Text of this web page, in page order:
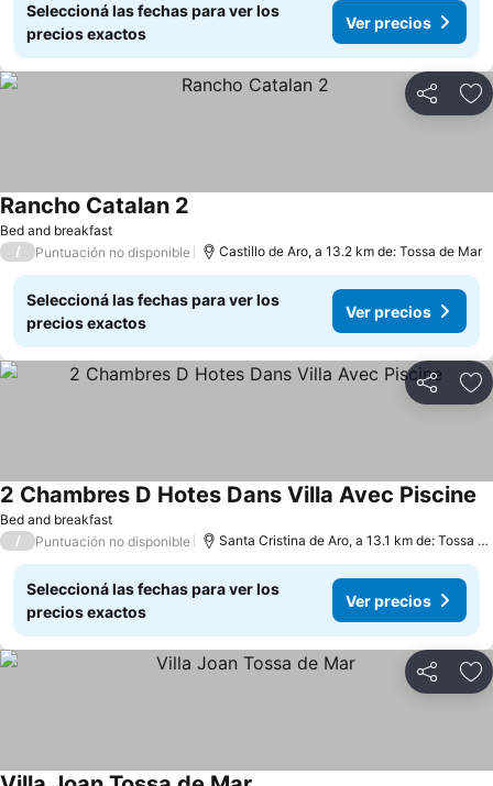
Seleccioná las fechas para ver los
precios exactos
Ver precios
Compartir
Bed and breakfast
Rancho Catalan 2
/ Puntuación no disponible Castillo de Aro, a 13.2 km de: Tossa de Mar
Seleccioná las fechas para ver los
precios exactos
Ver precios
Compartir
Bed and breakfast
2 Chambres D Hotes Dans Villa Avec Piscine
/ Puntuación no disponible Santa Cristina de Aro, a 13.1 km de: Tossa de Mar
Seleccioná las fechas para ver los
precios exactos
Ver precios
Compartir